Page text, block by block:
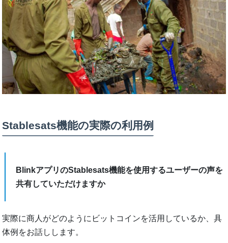
Stablesats機能の実際の利用例
BlinkアプリのStablesats機能を使用するユーザーの声を
共有していただけますか
実際に商人がどのようにビットコインを活用しているか、具
体例をお話しします。